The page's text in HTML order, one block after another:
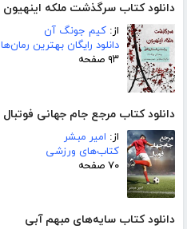
دانلود کتاب سرگذشت ملکه اینهیون
از: کیم جونگ آن
دانلود رایگان بهترین رمان‌ها
۹۳ صفحه
دانلود کتاب مرجع جام جهانی فوتبال
از: امیر مبشر
کتاب‌های ورزشی
۷۰ صفحه
دانلود کتاب سایه‌های مبهم آبی